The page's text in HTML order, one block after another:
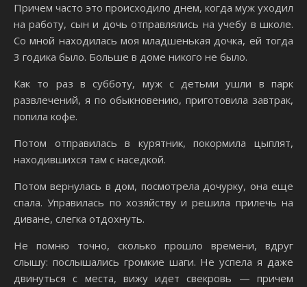
Причем часто это происходило днем, когда муж уходил
на работу, сын и дочь отправлялись на учебу в школе.
Со мной находилась моя младшенькая дочка, ей тогда
3 годика было. Больше в доме никого не было.
Как то раз в субботу, муж с детьми ушли в парк
развлечений, я по обыкновению, приготовила завтрак,
попила кофе.
Потом отправилась в курятник, покормила цыплят,
находившихся там с наседкой.
Потом вернулась в дом, посмотрела дочурку, она еще
спала. Управилась по хозяйству и решила прилечь на
диване, слегка отдохнуть.
Не помню точно, сколько прошло времени, вдруг
слышу: послышались громкие шаги. Не успела я даже
двинуться с места, вижу идет свекровь — причем